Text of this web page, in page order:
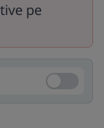
pe
Salveaza